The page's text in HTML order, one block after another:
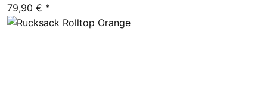
79,90 € *